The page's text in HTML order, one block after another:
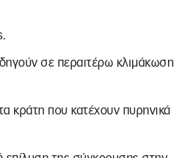
σε περαιτέρω κλιμάκωση
κράτη που κατέχουν πυρηνικά